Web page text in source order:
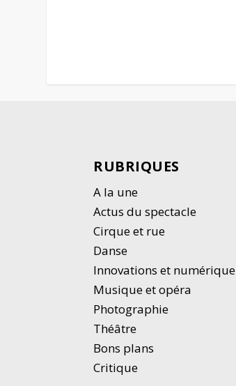
RUBRIQUES
A la une
Actus du spectacle
Cirque et rue
Danse
Innovations et numérique
Musique et opéra
Photographie
Théâtre
Bons plans
Critique